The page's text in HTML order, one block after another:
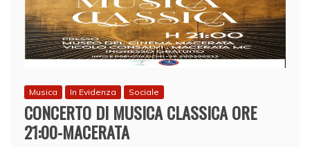
Musica In Evidenza Sociale
CONCERTO DI MUSICA CLASSICA ORE
21:00-MACERATA